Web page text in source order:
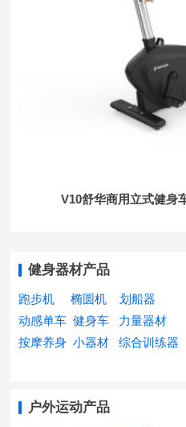
V10舒华商用立式健身
健身器材产品
跑步机 椭圆机
划船器
动感单车 健身车
力量器材
按摩养身 小器材 综合训练器
户外运动产品